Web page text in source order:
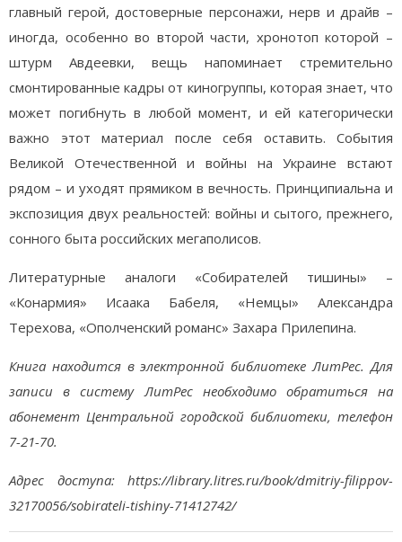
главный герой, достоверные персонажи, нерв и драйв –
иногда, особенно во второй части, хронотоп которой –
штурм Авдеевки, вещь напоминает стремительно
смонтированные кадры от киногруппы, которая знает, что
может погибнуть в любой момент, и ей категорически
важно этот материал после себя оставить. События
Великой Отечественной и войны на Украине встают
рядом – и уходят прямиком в вечность. Принципиальна и
экспозиция двух реальностей: войны и сытого, прежнего,
сонного быта российских мегаполисов.
Литературные аналоги «Собирателей тишины» –
«Конармия» Исаака Бабеля, «Немцы» Александра
Терехова, «Ополченский романс» Захара Прилепина.
Книга находится в электронной библиотеке ЛитРес. Для
записи в систему ЛитРес необходимо обратиться на
абонемент Центральной городской библиотеки, телефон
7-21-70.
Адрес доступа: https://library.litres.ru/book/dmitriy-filippov-
32170056/sobirateli-tishiny-71412742/